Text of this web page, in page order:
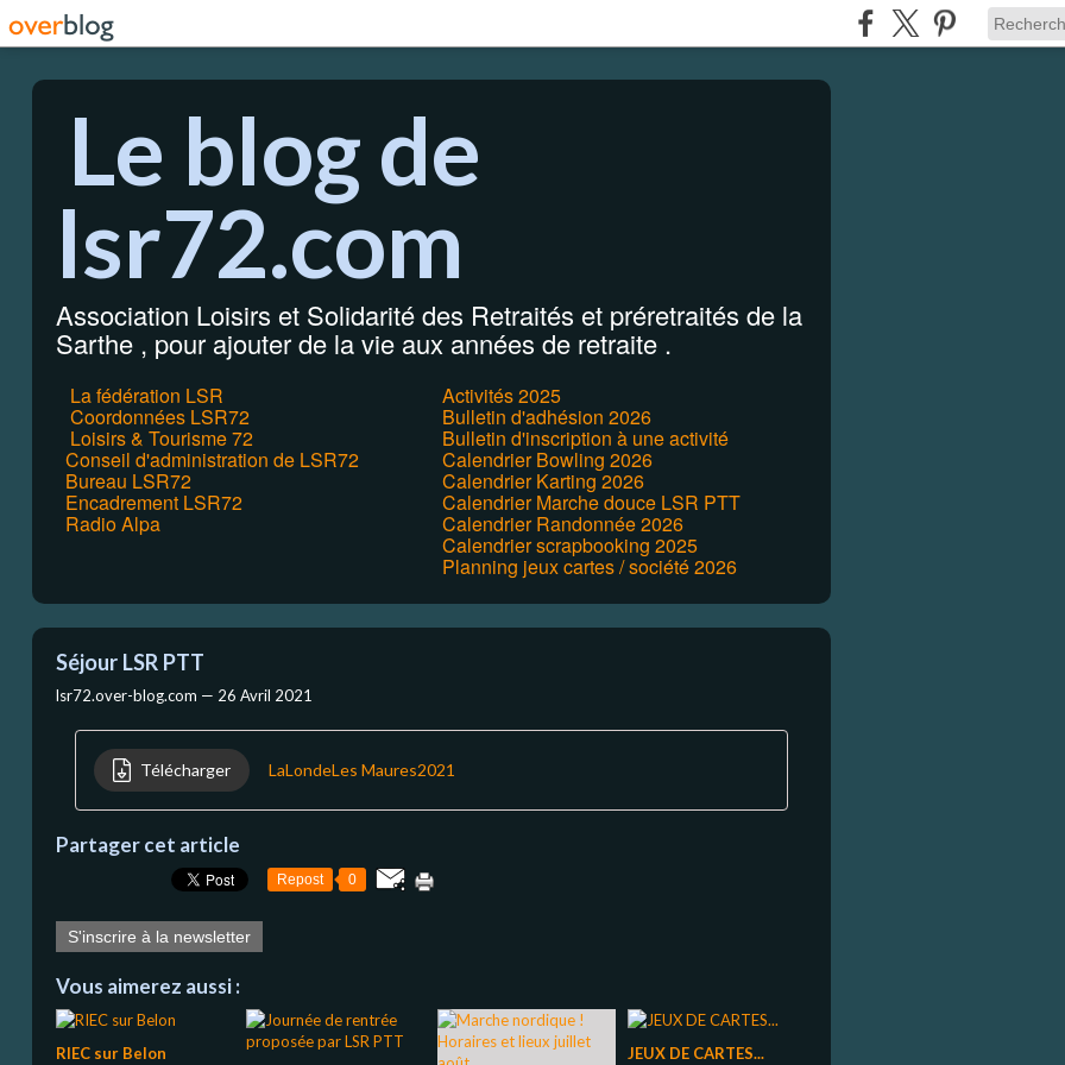
Le blog de
lsr72.com
Association Loisirs et Solidarité des Retraités et préretraités de la
Sarthe , pour ajouter de la vie aux années de retraite .
La fédération LSR
Coordonnées LSR72
Loisirs & Tourisme 72
Conseil d'administration de LSR72
Bureau LSR72
Encadrement LSR72
Radio Alpa
Activités 2025
Bulletin d'adhésion 2026
Bulletin d'inscription à une activité
Calendrier Bowling 2026
Calendrier Karting 2026
Calendrier Marche douce LSR PTT
Calendrier Randonnée 2026
Calendrier scrapbooking 2025
Planning jeux cartes / société 2026
Séjour LSR PTT
lsr72.over-blog.com — 26 Avril 2021
Télécharger LaLondeLes Maures2021
Partager cet article
Repost 0
S'inscrire à la newsletter
Vous aimerez aussi :
RIEC sur Belon
JEUX DE CARTES...